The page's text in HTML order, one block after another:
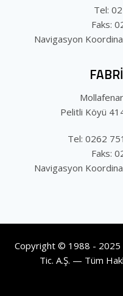
Tel:
Faks:
Navigasyon
Pelitli Köyü
Tel: 0262
Faks:
Navigasyon
Copyright © 1988 - 2025
Tic. A.Ş. — Tüm